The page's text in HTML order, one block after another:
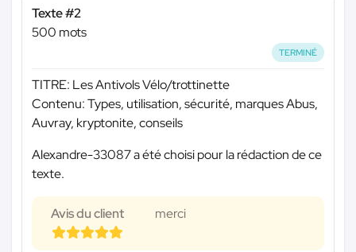
Texte #2
500 mots
TERMINÉ
TITRE: Les Antivols Vélo/trottinette
Contenu: Types, utilisation, sécurité, marques Abus,
Auvray, kryptonite, conseils
Alexandre-33087 a été choisi pour la rédaction de ce
texte.
Avis du client merci